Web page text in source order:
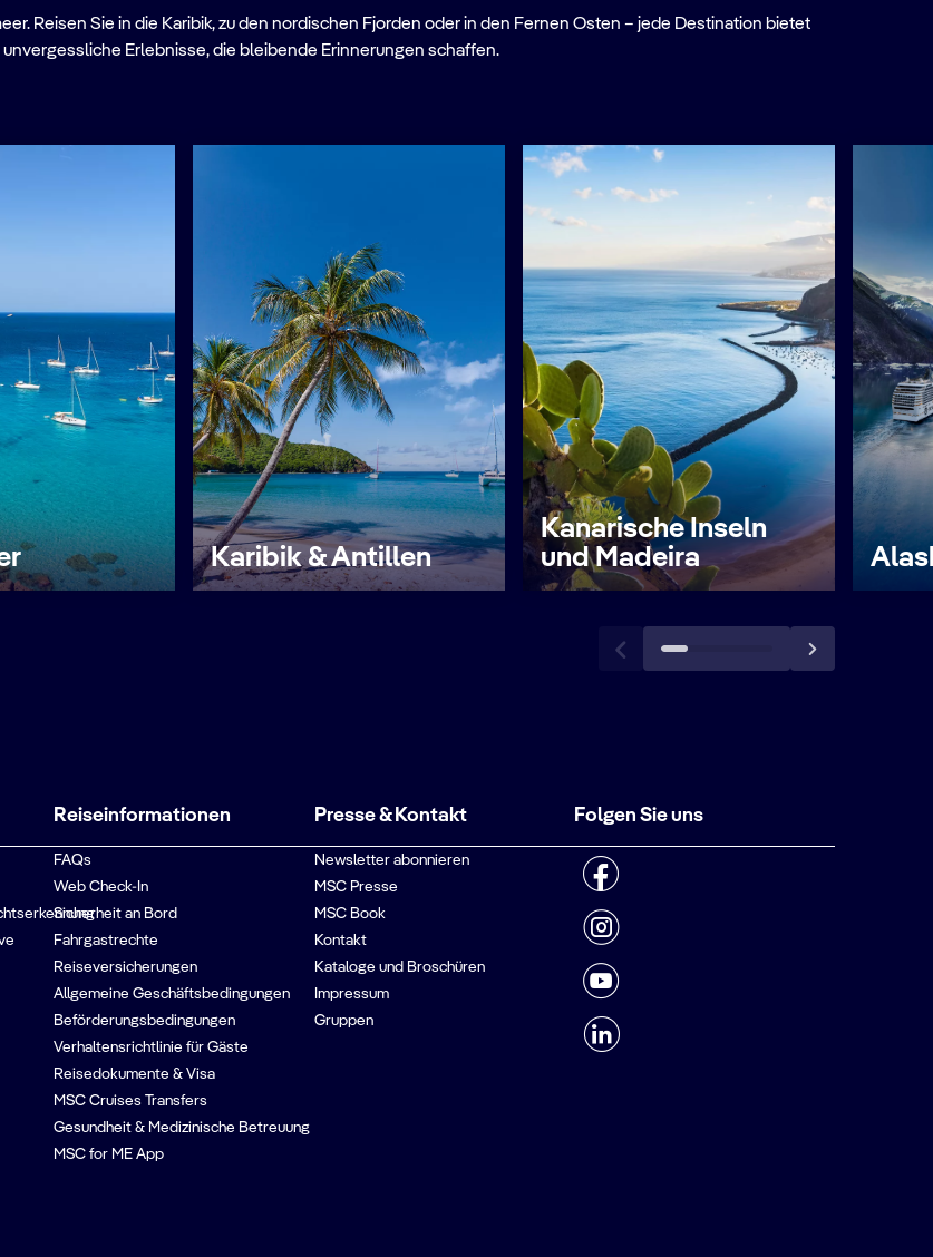
Reisen Sie in die Karibik, zu den nordischen Fjorden oder in den Fernen Osten – jede Destination bietet
Erlebnisse, die bleibende Erinnerungen schaffen.
Karibik & Antillen
Kanarische Inseln
und Madeira
Reiseinformationen
FAQs
Web Check-In
Sicherheit an Bord
Fahrgastrechte
Reiseversicherungen
Allgemeine Geschäftsbedingungen
Beförderungsbedingungen
Verhaltensrichtlinie für Gäste
Reisedokumente & Visa
MSC Cruises Transfers
Gesundheit & Medizinische Betreuung
MSC for ME App
Presse & Kontakt
Newsletter abonnieren
MSC Presse
MSC Book
Kontakt
Kataloge und Broschüren
Impressum
Gruppen
Folgen Sie uns